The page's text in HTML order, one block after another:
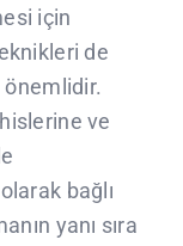
için
de
ve
bağlı
yanı sıra